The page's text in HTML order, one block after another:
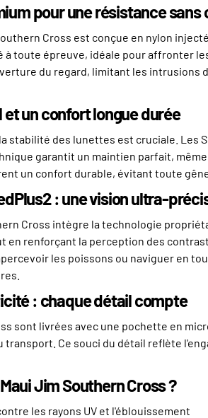
pour une résistance sans
Cross est conçue en nylon
toute épreuve, idéale pour affronter
du regard, limitant les
un confort longue durée
stabilité des lunettes est cruciale.
garantit un maintien parfait,
un confort durable, évitant toute
: une vision ultra-
Cross intègre la technologie
en renforçant la perception des
les poissons ou naviguer en
: chaque détail compte
sont livrées avec une pochette en
Ce souci du détail reflète
Jim Southern Cross ?
les rayons UV et l'éblouissement